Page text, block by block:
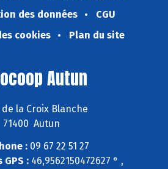
des données
CGU
cookies
Plan du site
Autun
de la Croix Blanche
71400 Autun
: 09 67 22 51 27
:46,9562150472627 ° ,